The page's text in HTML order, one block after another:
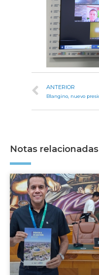
ANTERIOR
Notas relacionadas